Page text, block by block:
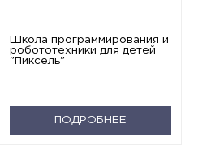
Школа программирования и
робототехники для детей
"Пиксель"
ПОДРОБНЕЕ